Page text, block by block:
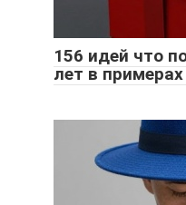
156 идей что
лет в